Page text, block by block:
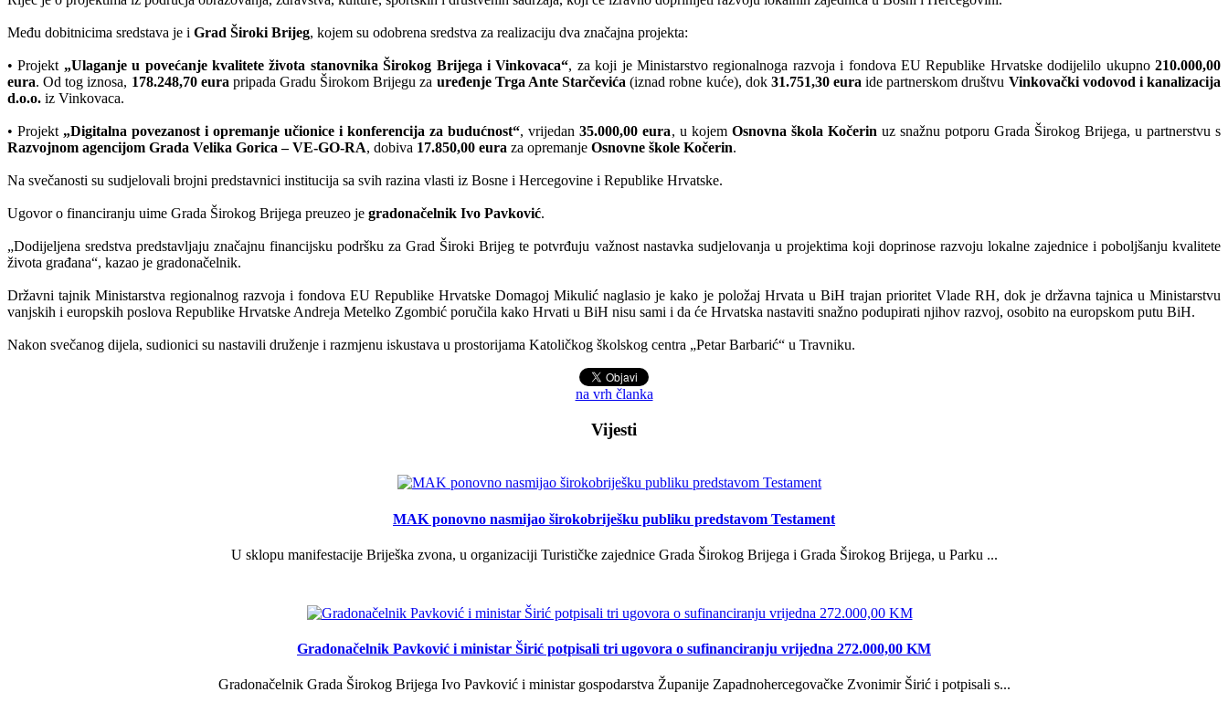
Među dobitnicima sredstava je i Grad Široki Brijeg, kojem su odobrena sredstva za realizaciju dva značajna projekta:
• Projekt „Ulaganje u povećanje kvalitete života stanovnika Širokog Brijega i Vinkovaca“, za koji je Ministarstvo regionalnoga razvoja i fondova EU Republike Hrvatske dodijelilo ukupno210.000,00
eura. Od tog iznosa, 178.248,70 eura pripada Gradu Širokom Brijegu za uređenje Trga Ante Starčevića (iznad robne kuće), dok 31.751,30 eura ide partnerskom društvu Vinkovački vodovod i kanalizacija
d.o.o. iz Vinkovaca.
• Projekt „Digitalna povezanost i opremanje učionice i konferencija za budućnost“, vrijedan35.000,00 eura, u kojem Osnovna škola Kočerin uz snažnu potporu Grada Širokog Brijega, u partnerstvu s
Razvojnom agencijom Grada Velika Gorica – VE-GO-RA, dobiva 17.850,00 eura za opremanje Osnovne škole Kočerin.
Na svečanosti su sudjelovali brojni predstavnici institucija sa svih razina vlasti iz Bosne i Hercegovine i Republike Hrvatske.
Ugovor o financiranju uime Grada Širokog Brijega preuzeo je gradonačelnik Ivo Pavković.
„Dodijeljena sredstva predstavljaju značajnu financijsku podršku za Grad Široki Brijeg te potvrđuju važnost nastavka sudjelovanja u projektima koji doprinose razvoju lokalne zajednice i poboljšanju kvalitete
života građana“, kazao je gradonačelnik.
Državni tajnik Ministarstva regionalnog razvoja i fondova EU Republike Hrvatske Domagoj Mikulić naglasio je kako je položaj Hrvata u BiH trajan prioritet Vlade RH, dok je državna tajnica u Ministarstvu
vanjskih i europskih poslova Republike Hrvatske Andreja Metelko Zgombić poručila kako Hrvati u BiH nisu sami i da će Hrvatska nastaviti snažno podupirati njihov razvoj, osobito na europskom putu BiH.
Nakon svečanog dijela, sudionici su nastavili druženje i razmjenu iskustava u prostorijama Katoličkog školskog centra „Petar Barbarić“ u Travniku.
na vrh članka
Vijesti
MAK ponovno nasmijao širokobriješku publiku predstavom Testament
U sklopu manifestacije Briješka zvona, u organizaciji Turističke zajednice Grada Širokog Brijega i Grada Širokog Brijega, u Parku ...
Gradonačelnik Pavković i ministar Širić potpisali tri ugovora o sufinanciranju vrijedna 272.000,00 KM
Gradonačelnik Grada Širokog Brijega Ivo Pavković i ministar gospodarstva Županije Zapadnohercegovačke Zvonimir Širić i potpisali s...